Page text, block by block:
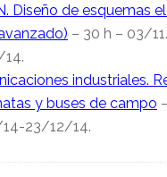
Diseño de esquemas
– 30 h – 03/
industriales.
y buses de campo
23/12/14.